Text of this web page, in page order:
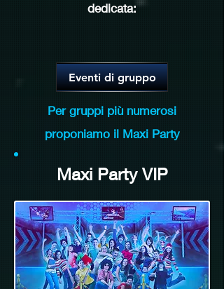
dedicata:
Eventi di gruppo
Per gruppi più numerosi
proponiamo il Maxi Party
Maxi Party VIP